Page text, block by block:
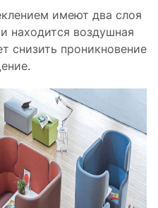
имеют два слоя
находится воздушная
снизить проникновение